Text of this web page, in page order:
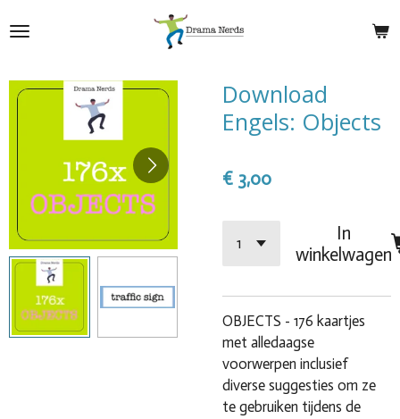
direct
de
hoofdinhoud
Download
Engels: Objects
€ 3,00
In
winkelwagen
OBJECTS - 176 kaartjes
met alledaagse
voorwerpen inclusief
diverse suggesties om ze
te gebruiken tijdens de